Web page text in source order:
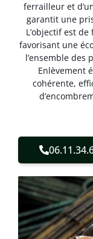
ferrailleur et
garantit une
L’objectif est
favorisant une
l’ensemble des
Enlèvement
cohérente,